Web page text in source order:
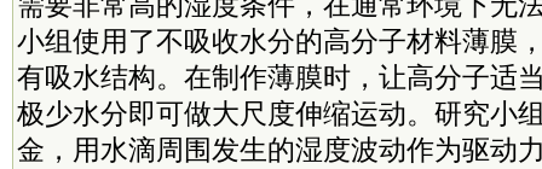
小组使用了不吸收水分的高分子材料薄膜
有吸水结构。在制作薄膜时，让高分子适
极少水分即可做大尺度伸缩运动。研究小
金，用水滴周围发生的湿度波动作为驱动